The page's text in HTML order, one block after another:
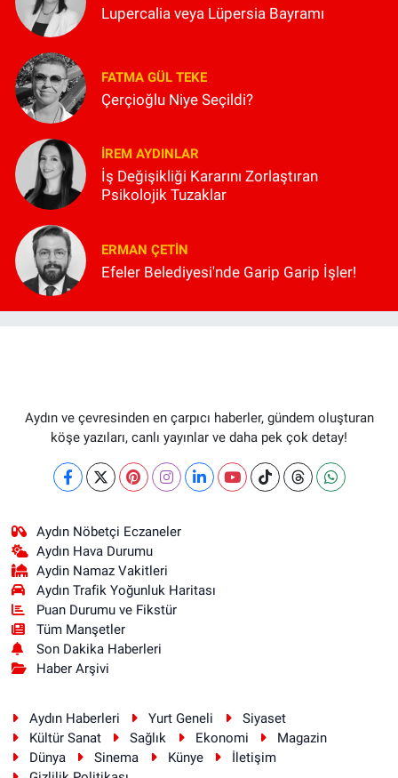
Lupercalia veya Lüpersia Bayramı
FATMA GÜL TEKE
Çerçioğlu Niye Seçildi?
İREM AYDINLAR
İş Değişikliği Kararını Zorlaştıran
Psikolojik Tuzaklar
ERMAN ÇETIN
Efeler Belediyesi'nde Garip Garip İşler!
Aydın ve çevresinden en çarpıcı haberler, gündem oluşturan
köşe yazıları, canlı yayınlar ve daha pek çok detay!
Aydın Nöbetçi Eczaneler
Aydın Hava Durumu
Aydin Namaz Vakitleri
Aydın Trafik Yoğunluk Haritası
Puan Durumu ve Fikstür
Tüm Manşetler
Son Dakika Haberleri
Haber Arşivi
Aydın Haberleri Yurt Geneli
Siyaset
Kültür Sanat
Sağlık Ekonomi
Magazin
Dünya
Sinema Künye
İletişim